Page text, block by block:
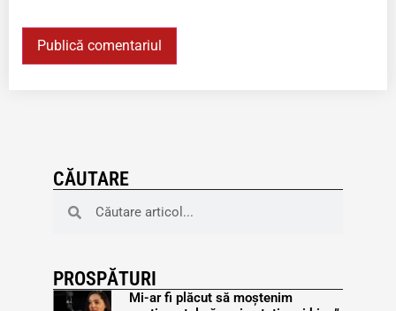
CĂUTARE
PROSPĂTURI
Mi-ar fi plăcut să moștenim